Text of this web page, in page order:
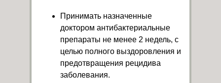
Принимать назначенные
доктором антибактериальные
препараты не менее 2 недель, с
целью полного выздоровления и
предотвращения рецидива
заболевания.